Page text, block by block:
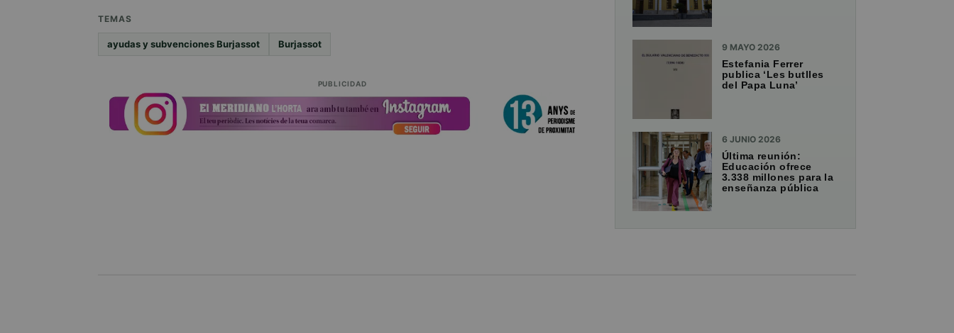
TEMAS
ayudas y subvenciones Burjassot Burjassot
PUBLICIDAD
9 MAYO 2026
Estefania Ferrer
publica ‘Les butlles
del Papa Luna’
6 JUNIO 2026
Última reunión:
Educación ofrece
3.338 millones para la
enseñanza pública